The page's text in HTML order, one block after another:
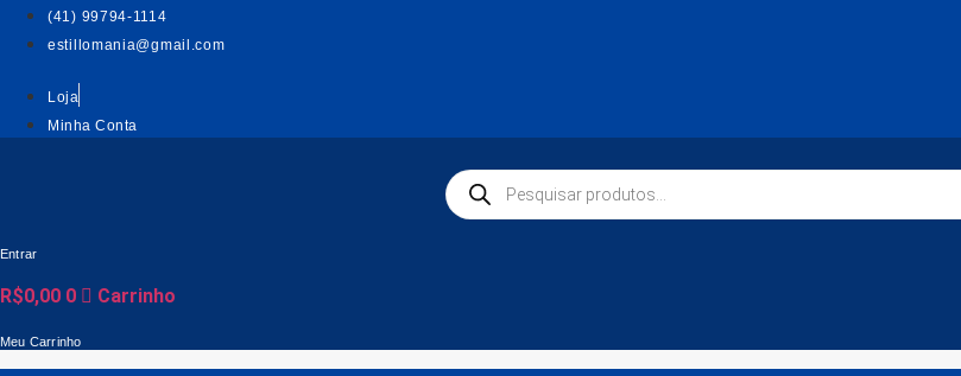
para
conteúdo
(41) 99794-1114
estillomania@gmail.com
Loja
Minha Conta
Pesquisar
produtos
Entrar
R$0,00 0 Carrinho
Meu Carrinho